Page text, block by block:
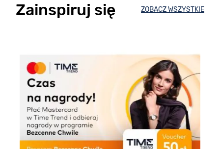
Zainspiruj się ZOBACZ WSZYSTKIE